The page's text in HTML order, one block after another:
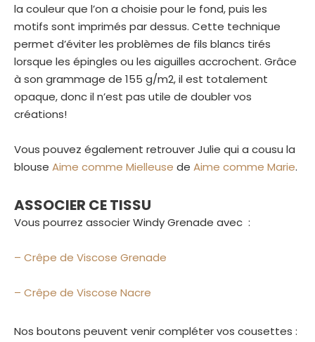
la couleur que l’on a choisie pour le fond, puis les
motifs sont imprimés par dessus. Cette technique
permet d’éviter les problèmes de fils blancs tirés
lorsque les épingles ou les aiguilles accrochent. Grâce
à son grammage de 155 g/m2, il est totalement
opaque, donc il n’est pas utile de doubler vos
créations!
Vous pouvez également retrouver Julie qui a cousu la
blouse Aime comme Mielleuse de Aime comme Marie.
ASSOCIER CE TISSU
Vous pourrez associer Windy Grenade avec :
– Crêpe de Viscose Grenade
– Crêpe de Viscose Nacre
Nos boutons peuvent venir compléter vos cousettes :